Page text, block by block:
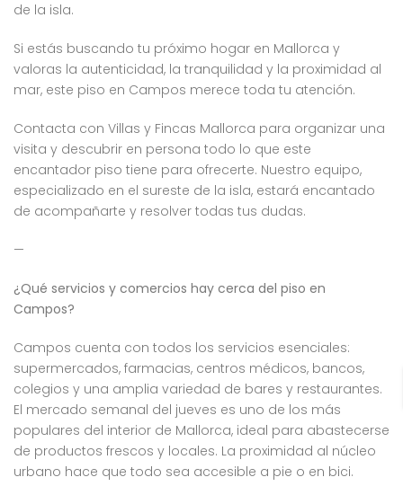
de la isla.
Si estás buscando tu próximo hogar en Mallorca y
valoras la autenticidad, la tranquilidad y la proximidad al
mar, este piso en Campos merece toda tu atención.
Contacta con Villas y Fincas Mallorca para organizar una
visita y descubrir en persona todo lo que este
encantador piso tiene para ofrecerte. Nuestro equipo,
especializado en el sureste de la isla, estará encantado
de acompañarte y resolver todas tus dudas.
—
¿Qué servicios y comercios hay cerca del piso en
Campos?
Campos cuenta con todos los servicios esenciales:
supermercados, farmacias, centros médicos, bancos,
colegios y una amplia variedad de bares y restaurantes.
El mercado semanal del jueves es uno de los más
populares del interior de Mallorca, ideal para abastecerse
de productos frescos y locales. La proximidad al núcleo
urbano hace que todo sea accesible a pie o en bici.